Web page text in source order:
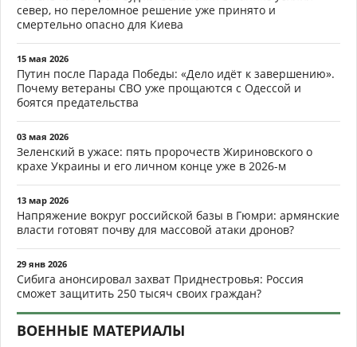
север, но переломное решение уже принято и
смертельно опасно для Киева
15 мая 2026
Путин после Парада Победы: «Дело идёт к завершению».
Почему ветераны СВО уже прощаются с Одессой и
боятся предательства
03 мая 2026
Зеленский в ужасе: пять пророчеств Жириновского о
крахе Украины и его личном конце уже в 2026-м
13 мар 2026
Напряжение вокруг российской базы в Гюмри: армянские
власти готовят почву для массовой атаки дронов?
29 янв 2026
Сибига анонсировал захват Приднестровья: Россия
сможет защитить 250 тысяч своих граждан?
ВОЕННЫЕ МАТЕРИАЛЫ